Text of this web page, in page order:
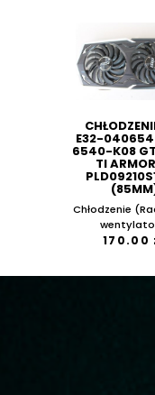
E32-
6540-K08
TI
Chłodzenie
170.00